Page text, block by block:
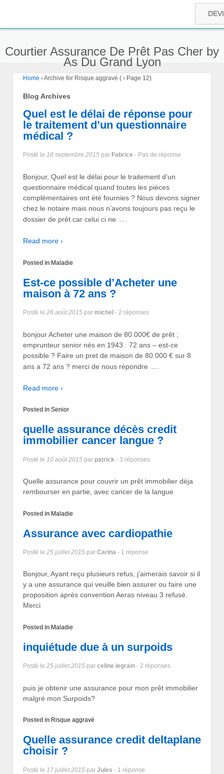
Courtier Assurance De Prêt Pas Cher by
As Du Grand Lyon
Home ›Archive for Risque aggravé ( › Page 12)
Blog Archives
Quel est le délai de réponse pour
le traitement d’un questionnaire
médical ?
Posté le 18 septembre 2015 par Fabrice - Pas de réponse
Bonjour, Quel est le délai pour le traitement d’un
questionnaire médical quand toutes les pièces
complémentaires ont été fournies ? Nous devons signer
chez le notaire mais nous n’avons toujours pas reçu le
dossier de prêt car celui ci ne …
Read more ›
Posted in Maladie
Est-ce possible d’Acheter une
maison à 72 ans ?
Posté le 26 août 2015 par michel - 2 réponses
bonjour Acheter une maison de 80.000€ de prêt ;
emprunteur senior nés en 1943 : 72 ans – est-ce
possible ? Faire un pret de maison de 80.000 € sur 8
ans a 72 ans ? merci de nous répondre …
Read more ›
Posted in Senior
quelle assurance décès credit
immobilier cancer langue ?
Posté le 10 août 2015 par patrick - 3 réponses
Quelle assurance pour couvrir un prêt immobilier dèja
rembourser en partie, avec cancer de la langue
Posted in Maladie
Assurance avec cardiopathie
Posté le 25 juillet 2015 par Carina - 1 réponse
Bonjour, Ayant reçu plusieurs refus, j’aimerais savoir si il
y a une assurance qui veuille bien assurer ou faire une
proposition après convention Aeras niveau 3 refusé.
Merci
Posted in Maladie
inquiétude due à un surpoids
Posté le 25 juillet 2015 par celine legrain - 2 réponses
puis je obtenir une assurance pour mon prêt immobilier
malgré mon Surpoids?
Posted in Risque aggravé
Quelle assurance credit deltaplane
choisir ?
Posté le 17 juillet 2015 par Jules - 1 réponse